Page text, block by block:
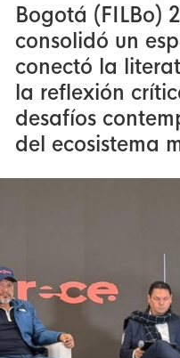
Bogotá (FILBo)
consolidó un
conectó la
la reflexión
desafíos
del ecosistema